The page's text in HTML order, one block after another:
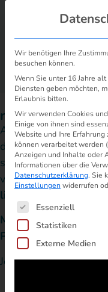
Preise gem. Börse
rabot.charge
Als Interessent
dem 2. Monat die
sind. Interessenten,
viel sie jeden Monat
lieber einen Tarif
Mit den Hinweisen
Problem.
Jetzt gegen
Wir benötigen Ihre
besuchen können.
Wenn Sie unter 16 Jahre
Diensten geben möchten,
Erlaubnis bitten.
Wir verwenden Cookies
Einige von ihnen sind
Website und Ihre Erfahrung
können verarbeitet werden
Anzeigen und Inhalte oder
Informationen über die
Datenschutzerklärung. Sie
Einstellungen widerrufen
Es folgt eine
Essenziell
Statistiken
Externe Medien